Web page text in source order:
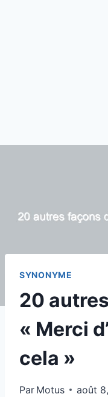
SYNONYME
20
« Merci
cela »
Par Motus août